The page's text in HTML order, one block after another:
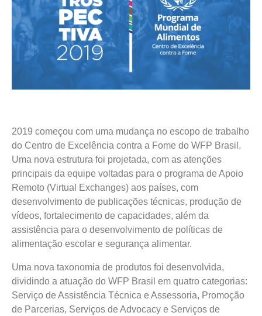
2019 começou com uma mudança no escopo de trabalho
do Centro de Excelência contra a Fome do WFP Brasil.
Uma nova estrutura foi projetada, com as atenções
principais da equipe voltadas para o programa de Apoio
Remoto (Virtual Exchanges) aos países, com
desenvolvimento de publicações técnicas, produção de
vídeos, fortalecimento de capacidades, além da
assistência para o desenvolvimento de políticas de
alimentação escolar e segurança alimentar.
Uma nova taxonomia de produtos foi desenvolvida,
dividindo a atuação do WFP Brasil em quatro categorias:
Serviço de Assistência Técnica e Assessoria, Promoção
de Parcerias, Serviços de Advocacy e Serviços de